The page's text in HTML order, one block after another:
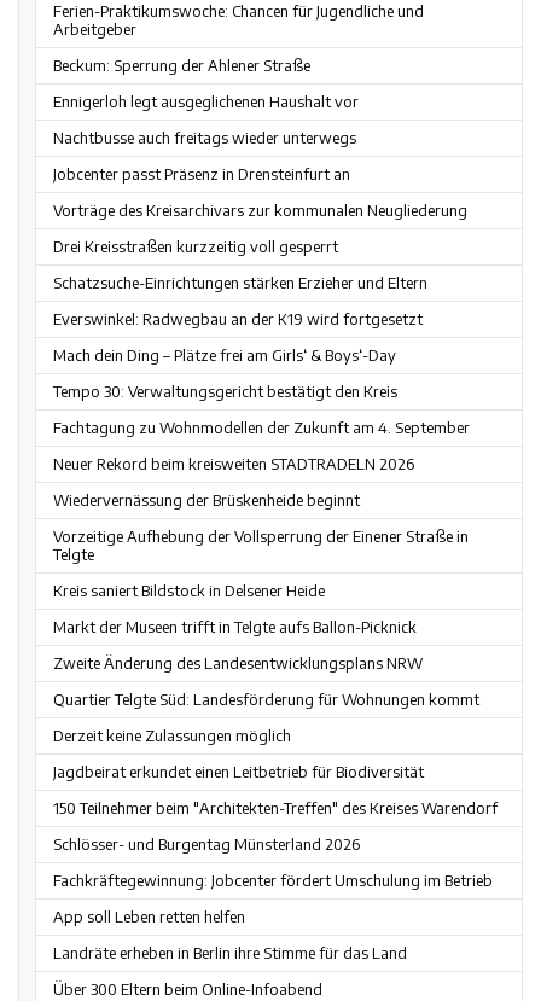
Ferien-Praktikumswoche: Chancen für Jugendliche und
Arbeitgeber
Beckum: Sperrung der Ahlener Straße
Ennigerloh legt ausgeglichenen Haushalt vor
Nachtbusse auch freitags wieder unterwegs
Jobcenter passt Präsenz in Drensteinfurt an
Vorträge des Kreisarchivars zur kommunalen Neugliederung
Drei Kreisstraßen kurzzeitig voll gesperrt
Schatzsuche-Einrichtungen stärken Erzieher und Eltern
Everswinkel: Radwegbau an der K19 wird fortgesetzt
Mach dein Ding – Plätze frei am Girls‘ & Boys‘-Day
Tempo 30: Verwaltungsgericht bestätigt den Kreis
Fachtagung zu Wohnmodellen der Zukunft am 4. September
Neuer Rekord beim kreisweiten STADTRADELN 2026
Wiedervernässung der Brüskenheide beginnt
Vorzeitige Aufhebung der Vollsperrung der Einener Straße in
Telgte
Kreis saniert Bildstock in Delsener Heide
Markt der Museen trifft in Telgte aufs Ballon-Picknick
Zweite Änderung des Landesentwicklungsplans NRW
Quartier Telgte Süd: Landesförderung für Wohnungen kommt
Derzeit keine Zulassungen möglich
Jagdbeirat erkundet einen Leitbetrieb für Biodiversität
150 Teilnehmer beim "Architekten-Treffen" des Kreises Warendorf
Schlösser- und Burgentag Münsterland 2026
Fachkräftegewinnung: Jobcenter fördert Umschulung im Betrieb
App soll Leben retten helfen
Landräte erheben in Berlin ihre Stimme für das Land
Über 300 Eltern beim Online-Infoabend